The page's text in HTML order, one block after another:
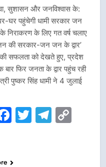
सुशासन और जनविश्वास के:
घर पहुंचेगी धामी सरकार जन
निराकरण के लिए गत वर्ष चलाए
की सरकार-जन जन के द्वार’
की सफलता को देखते हुए, प्रदेश
फिर जनता के द्वार पहुंच रही
पुष्कर सिंह धामी ने 4 जुलाई
Facebook
Twitter